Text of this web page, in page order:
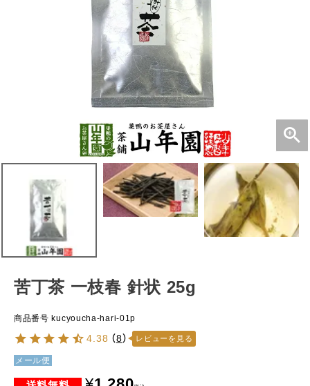
苦丁茶 一枝春 針状 25g
商品番号 kucyoucha-hari-01p
4.38 （8） レビューを見る
メール便